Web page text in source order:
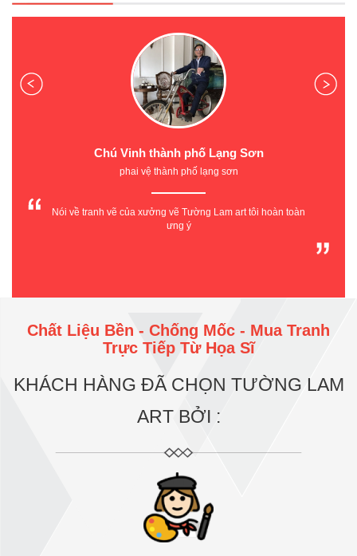
Chú Vinh thành phố Lạng Sơn
phai vệ thành phố lạng sơn
Nói về tranh vẽ của xưởng vẽ Tường Lam art tôi hoàn toàn
ưng ý
Chất Liệu Bền - Chống Mốc - Mua Tranh
Trực Tiếp Từ Họa Sĩ
KHÁCH HÀNG ĐÃ CHỌN TƯỜNG LAM
ART BỞI :